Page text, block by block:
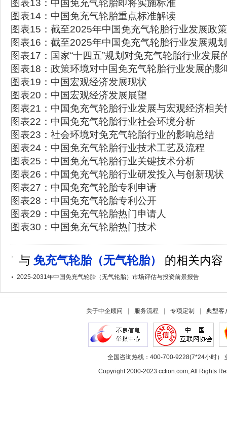
图表13：中国免充气轮胎即将实施标准
图表14：中国免充气轮胎重点标准解读
图表15：截至2025年中国免充气轮胎行业发展政
图表16：截至2025年中国免充气轮胎行业发展规
图表17：国家“十四五”规划对免充气轮胎行业发展
图表18：政策环境对中国免充气轮胎行业发展的影
图表19：中国宏观经济发展现状
图表20：中国宏观经济发展展望
图表21：中国免充气轮胎行业发展与宏观经济相关
图表22：中国免充气轮胎行业社会环境分析
图表23：社会环境对免充气轮胎行业的影响总结
图表24：中国免充气轮胎行业技术工艺及流程
图表25：中国免充气轮胎行业关键技术分析
图表26：中国免充气轮胎行业研发投入与创新现状
图表27：中国免充气轮胎专利申请
图表28：中国免充气轮胎专利公开
图表29：中国免充气轮胎热门申请人
图表30：中国免充气轮胎热门技术
与 免充气轮胎（无气轮胎） 的相关内容
2025-2031年中国免充气轮胎（无气轮胎）市场评估与投资前景报告
关于中企顾问 服务流程 专项定制 典型客
全国咨询热线：400-700-9228(7*24小时）
Copyright 2000-2023 cction.com, All Rights